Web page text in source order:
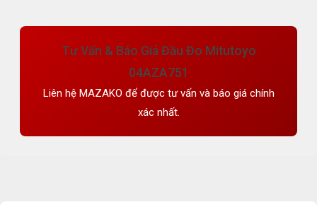
Tư Vấn & Báo Giá Đầu Đo Mitutoyo
04AZA751
Liên hệ MAZAKO để được tư vấn và báo giá chính
xác nhất.